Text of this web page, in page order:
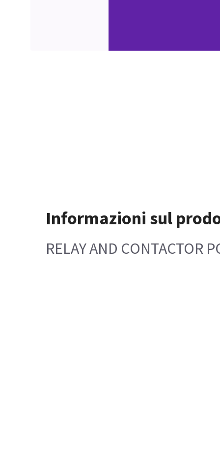
Informazioni sul
RELAY AND CONTACTOR